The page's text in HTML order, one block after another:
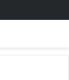
Önerileri